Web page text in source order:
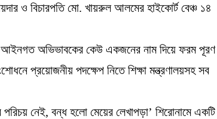
ও বিচারপতি মো. খায়রুল আলমের হাইকোর্ট বেঞ্চ ১৪
আইনগত অভিভাবকের কেউ একজনের নাম দিয়ে ফরম পূরণ
প্রয়োজনীয় পদক্ষেপ নিতে শিক্ষা মন্ত্রণালয়সহ সব
নেই, বন্ধ হলো মেয়ের লেখাপড়া’ শিরোনামে একটি